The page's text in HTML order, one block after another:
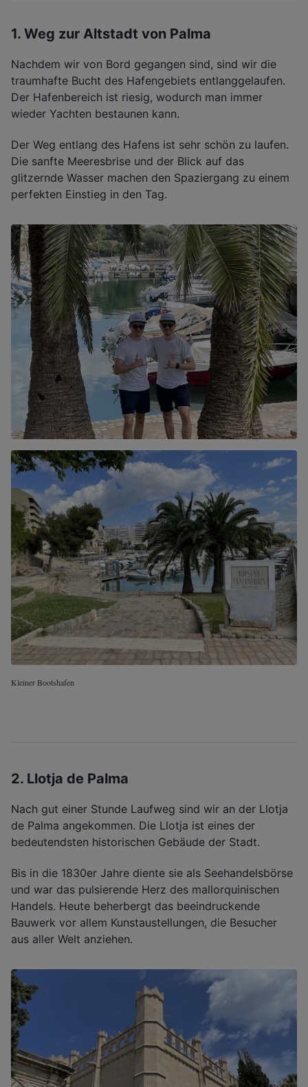
1. Weg zur Altstadt von Palma
Nachdem wir von Bord gegangen sind, sind wir die
traumhafte Bucht des Hafengebiets entlanggelaufen.
Der Hafenbereich ist riesig, wodurch man immer
wieder Yachten bestaunen kann.
Der Weg entlang des Hafens ist sehr schön zu laufen.
Die sanfte Meeresbrise und der Blick auf das
glitzernde Wasser machen den Spaziergang zu einem
perfekten Einstieg in den Tag.
Kleiner Bootshafen
2. Llotja de Palma
Nach gut einer Stunde Laufweg sind wir an der Llotja
de Palma angekommen. Die Llotja ist eines der
bedeutendsten historischen Gebäude der Stadt.
Bis in die 1830er Jahre diente sie als Seehandelsbörse
und war das pulsierende Herz des mallorquinischen
Handels. Heute beherbergt das beeindruckende
Bauwerk vor allem Kunstaustellungen, die Besucher
aus aller Welt anziehen.